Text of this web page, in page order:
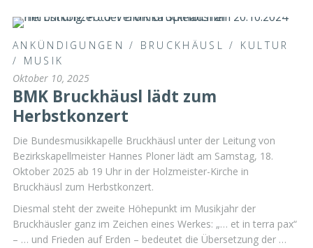
ANKÜNDIGUNGEN / BRUCKHÄUSL / KULTUR
/ MUSIK
Oktober 10, 2025
BMK Bruckhäusl lädt zum
Herbstkonzert
Die Bundesmusikkapelle Bruckhäusl unter der Leitung von
Bezirkskapellmeister Hannes Ploner lädt am Samstag, 18.
Oktober 2025 ab 19 Uhr in der Holzmeister-Kirche in
Bruckhäusl zum Herbstkonzert.
Diesmal steht der zweite Höhepunkt im Musikjahr der
Bruckhäusler ganz im Zeichen eines Werkes: „… et in terra pax“
– … und Frieden auf Erden – bedeutet die Übersetzung der …